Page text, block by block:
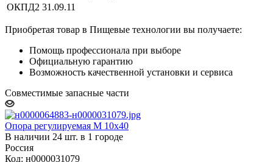
ОКПД2 31.09.11
Приобретая товар в Пищевые технологии вы получаете:
Помощь профессионала при выборе
Официальную гарантию
Возможность качественной установки и сервиса
Совместимые запасные части
Опора регулируемая М 10х40
В наличии 24 шт. в 1 городе
Россия
Код: н0000031079